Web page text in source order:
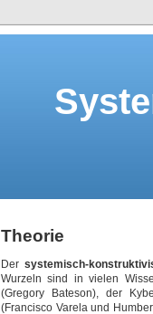
Theorie
Der systemisch-
Wurzeln sind in vielen
(Gregory Bateson), der
(Francisco Varela und